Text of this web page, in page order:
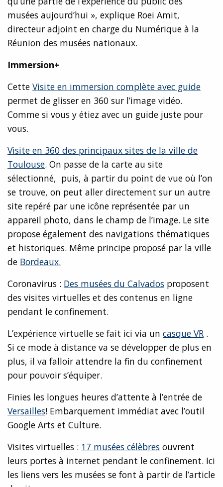
musées aujourd’hui », explique Roei Amit,
directeur adjoint en charge du Numérique à la
Réunion des musées nationaux.
Immersion+
Cette Visite en immersion complète avec guide
permet de glisser en 360 sur l’image vidéo.
Comme si vous y étiez avec un guide juste pour
vous.
Visite en 360 des principaux sites de la ville de
Toulouse. On passe de la carte au site
sélectionné, puis, à partir du point de vue où l’on
se trouve, on peut aller directement sur un autre
site repéré par une icône représentée par un
appareil photo, dans le champ de l’image. Le site
propose également des navigations thématiques
et historiques. Même principe proposé par la ville
de Bordeaux.
Coronavirus : Des musées du Calvados proposent
des visites virtuelles et des contenus en ligne
pendant le confinement.
L’expérience virtuelle se fait ici via un casque VR .
Si ce mode à distance va se développer de plus en
plus, il va falloir attendre la fin du confinement
pour pouvoir s’équiper.
Finies les longues heures d’attente à l’entrée de
Versailles! Embarquement immédiat avec l’outil
Google Arts et Culture.
Visites virtuelles : 17 musées célèbres ouvrent
leurs portes à internet pendant le confinement. Ici
les liens vers les musées se font à partir de l’article